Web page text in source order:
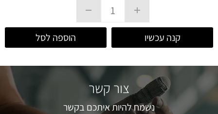
קנה עכשיו הוספה לסל
צור קשר
נשמח להיות איתכם בקשר